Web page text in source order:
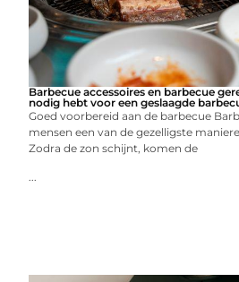
Barbecue accessoires en barbecue
nodig hebt voor een geslaagde
Goed voorbereid aan de barbecue
mensen een van de gezelligste
Zodra de zon schijnt, komen de
...